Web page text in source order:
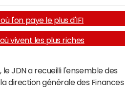
où l'on paye le plus d'IFI
où vivent les plus riches
le JDN a recueilli l'ensemble des
direction générale des Finances